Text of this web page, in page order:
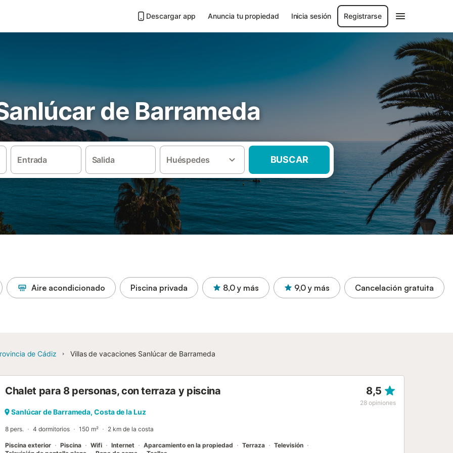
Descargar app Anuncia tu propiedad Inicia sesión Registrarse
de Barrameda
Entrada Salida Huéspedes BUSCAR
Aire acondicionado Piscina privada 8,0 y más 9,0 y más Cancelación gratuita
de Cádiz Villas de vacaciones Sanlúcar de Barrameda
Chalet para 8 personas, con terraza y piscina 8,5
28 opiniones
Sanlúcar de Barrameda, Costa de la Luz
8 pers. 4 dormitorios 150 m² 2 km de la costa
Piscina exterior Piscina Wifi Internet Aparcamiento en la propiedad Terraza
Televisión